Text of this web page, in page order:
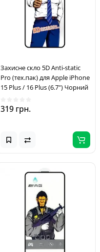
Захисне скло 5D Anti-static
Pro (тех.пак) для Apple iPhone
15 Plus / 16 Plus (6.7") Чорний
319 грн.